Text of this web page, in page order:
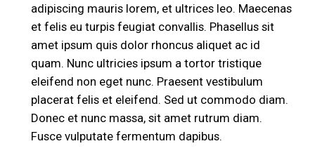
adipiscing mauris lorem, et ultrices leo. Maecenas
et felis eu turpis feugiat convallis. Phasellus sit
amet ipsum quis dolor rhoncus aliquet ac id
quam. Nunc ultricies ipsum a tortor tristique
eleifend non eget nunc. Praesent vestibulum
placerat felis et eleifend. Sed ut commodo diam.
Donec et nunc massa, sit amet rutrum diam.
Fusce vulputate fermentum dapibus.